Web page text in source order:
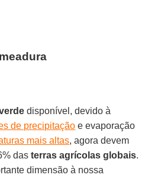
disponível, devido à
de precipitação e evaporação
mais altas, agora devem
dasterras agrícolas globais.
dimensão à nossa